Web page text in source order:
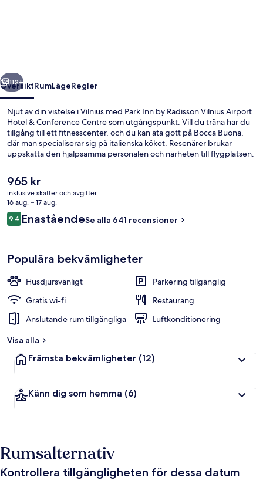
Hotel
&
Conference
Centre
Nästa
112+
ÖversiktRumLägeRegler
Njut av din vistelse i Vilnius med Park Inn by Radisson Vilnius Airport
Hotel & Conference Centre som utgångspunkt. Vill du träna har du
tillgång till ett fitnesscenter, och du kan äta gott på Bocca Buona,
där man specialiserar sig på italienska köket. Resenärer brukar
uppskatta den hjälpsamma personalen och närheten till flygplatsen.
Det
nuvarande
priset
är
965 kr
965 kr
inklusive skatter och avgifter
16 aug. – 17 aug.
Recensioner
9,49,4 av 10,
EnaståendeSe alla 641 recensioner
Populära bekvämligheter
Husdjursvänligt
Parkering tillgänglig
Gratis wi-fi
Restaurang
Anslutande rum tillgängliga
Luftkonditionering
Visa alla
Främsta bekvämligheter (12)
Känn dig som hemma (6)
Rumsalternativ
Kontrollera tillgängligheten för dessa datum